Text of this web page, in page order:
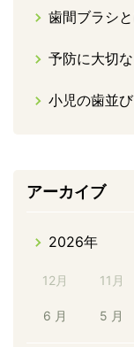
歯間ブラシ
予防に大切
小児の歯並
アーカイブ
2026年
12月 11月
6 月 5 月